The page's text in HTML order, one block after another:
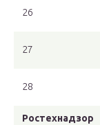
26
27
28
Ростехнадзор